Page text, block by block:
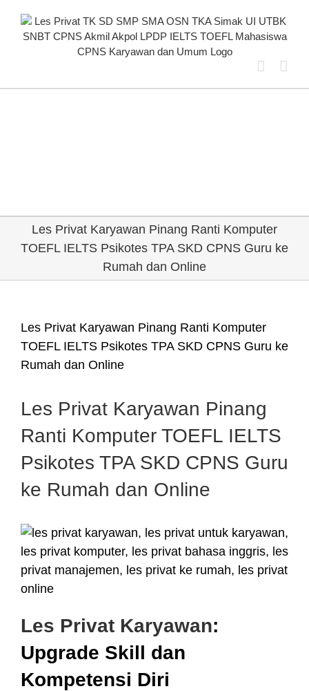
content
Les Privat Karyawan Pinang Ranti Komputer
TOEFL IELTS Psikotes TPA SKD CPNS Guru ke
Rumah dan Online
Les Privat Karyawan Pinang Ranti Komputer
TOEFL IELTS Psikotes TPA SKD CPNS Guru ke
Rumah dan Online
Les Privat Karyawan Pinang
Ranti Komputer TOEFL IELTS
Psikotes TPA SKD CPNS Guru
ke Rumah dan Online
Les Privat Karyawan:
Upgrade Skill dan
Kompetensi Diri